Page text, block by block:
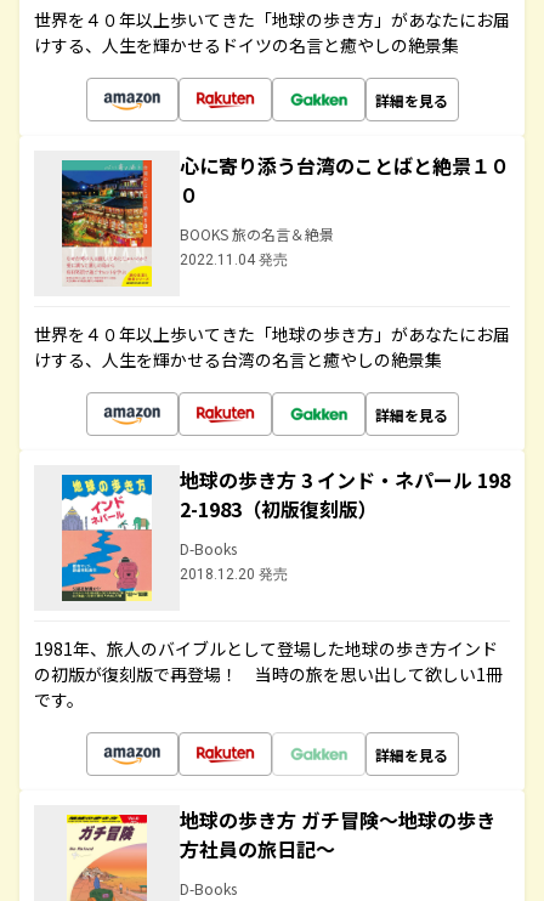
世界を４０年以上歩いてきた「地球の歩き方」があなたにお届
けする、人生を輝かせるドイツの名言と癒やしの絶景集
詳細を見る
心に寄り添う台湾のことばと絶景１０
０
BOOKS 旅の名言＆絶景
2022.11.04 発売
世界を４０年以上歩いてきた「地球の歩き方」があなたにお届
けする、人生を輝かせる台湾の名言と癒やしの絶景集
詳細を見る
地球の歩き方 3 インド・ネパール 198
2-1983（初版復刻版）
D-Books
2018.12.20 発売
1981年、旅人のバイブルとして登場した地球の歩き方インド
の初版が復刻版で再登場！ 当時の旅を思い出して欲しい1冊
です。
詳細を見る
地球の歩き方 ガチ冒険～地球の歩き
方社員の旅日記～
D-Books